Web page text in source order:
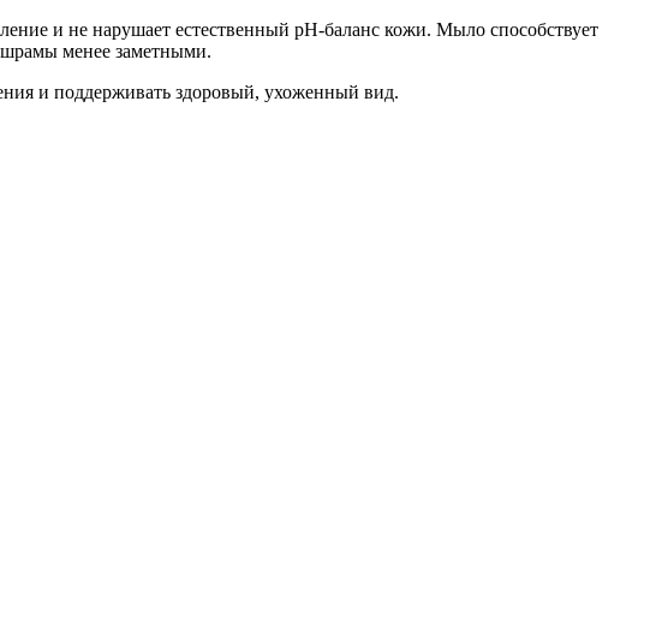
и не нарушает естественный pH-баланс кожи. Мыло способствует
менее заметными.
и поддерживать здоровый, ухоженный вид.